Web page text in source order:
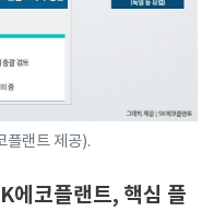
플랜트 제공).
코플랜트, 핵심 플